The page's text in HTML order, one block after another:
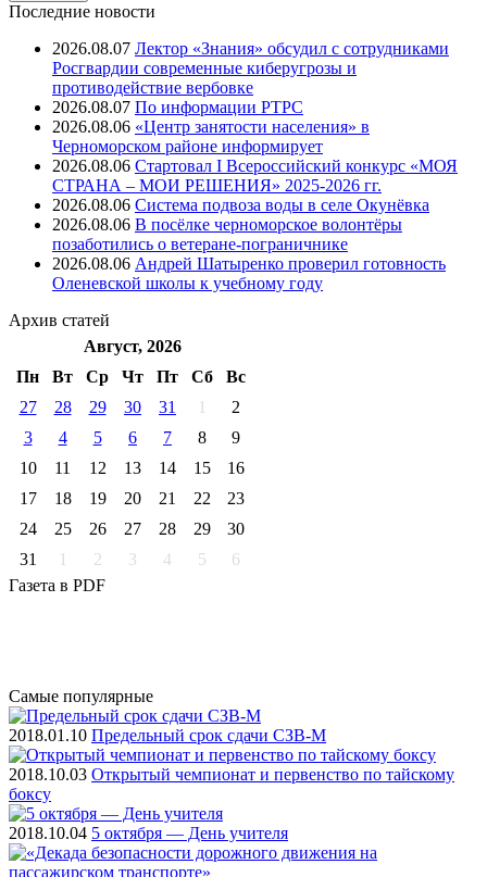
Последние новости
2026.08.07 Лектор «Знания» обсудил с сотрудниками
Росгвардии современные киберугрозы и
противодействие вербовке
2026.08.07 ⁠По информации РТРС
2026.08.06 «Центр занятости населения» в
Черноморском районе информирует
2026.08.06 Стартовал I Всероссийский конкурс «МОЯ
СТРАНА – МОИ РЕШЕНИЯ» 2025-2026 гг.
2026.08.06 Система подвоза воды в селе Окунёвка
2026.08.06 В посёлке черноморское волонтёры
позаботились о ветеране-пограничнике
2026.08.06 Андрей Шатыренко проверил готовность
Оленевской школы к учебному году
Архив статей
Август, 2026
Пн
Вт Ср Чт Пт Cб
Вс
27
28 29 30 31 1
2
3
4 5 6 7 8
9
10
11 12 13 14 15
16
17
18 19 20 21 22
23
24
25 26 27 28 29
30
31
1 2 3 4 5
6
Газета в PDF
Самые популярные
2018.01.10 Предельный срок сдачи СЗВ-М
2018.10.03 Открытый чемпионат и первенство по тайскому
боксу
2018.10.04 5 октября — День учителя